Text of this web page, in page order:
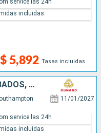
5,892 Tasas incluidas
service las 24h
incluidas
REINO UNIDO, PORTUGAL, BARBADOS, SANTA LUCIA, GRENADA, DOMINICA, ANTIGUA Y BARBUDA, REPÚBLICA DOMINICANA, SAN MARTÍN
11/01/2027
service las 24h
incluidas